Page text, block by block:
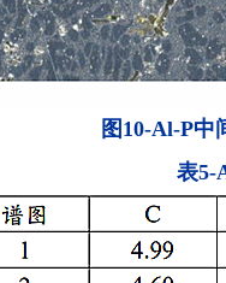
图10-Al-P中
表5-